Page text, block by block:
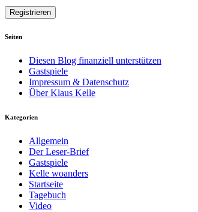
Seiten
Diesen Blog finanziell unterstützen
Gastspiele
Impressum & Datenschutz
Über Klaus Kelle
Kategorien
Allgemein
Der Leser-Brief
Gastspiele
Kelle woanders
Startseite
Tagebuch
Video